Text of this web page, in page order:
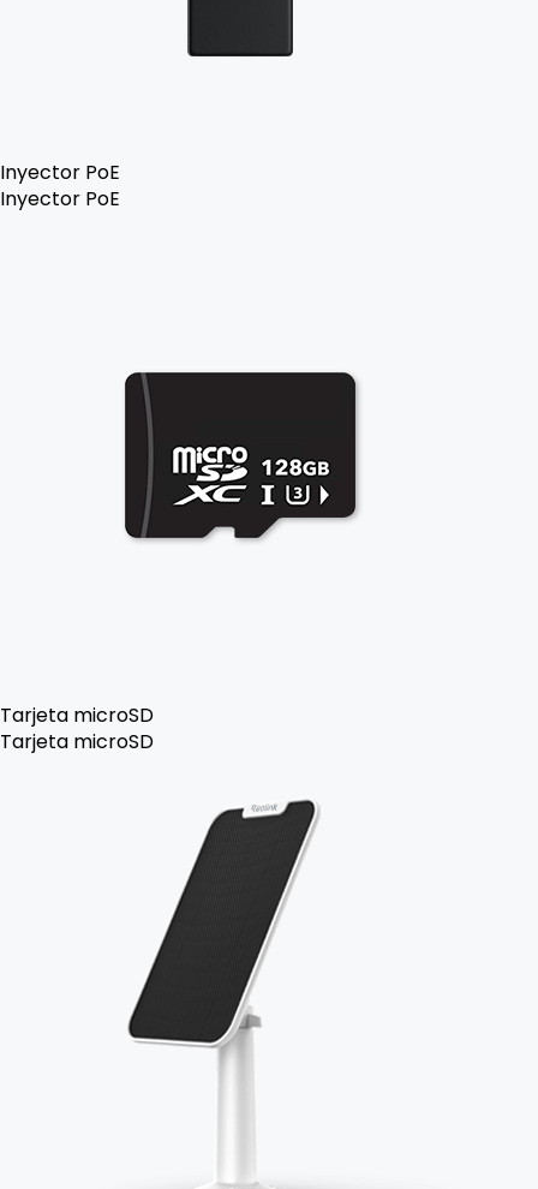
Inyector PoE
Inyector PoE
Tarjeta microSD
Tarjeta microSD